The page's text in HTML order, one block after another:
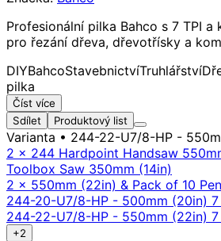
Profesionální pilka Bahco s 7 TPI a
pro řezání dřeva, dřevotřísky a
DIYBahcoStavebnictvíTruhlářství
pilka
Číst více
Sdílet
Produktový list
Varianta • 244-22-U7/8-HP -
2 x 244 Hardpoint Handsaw
Toolbox Saw 350mm (14in)
2 x 550mm (22in) & Pack of 10
244-20-U7/8-HP - 500mm (20in) 7
244-22-U7/8-HP - 550mm (22in) 7
+2